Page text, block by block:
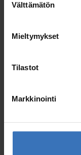
valinta
Välttämätön
Mieltymykset
Tilastot
Markkinointi
Himmennys DMX
Himmennys
Himmennys
Himmennys
reunan ohjaus
Himmennys